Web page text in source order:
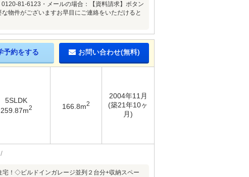
81-6123・メールの場合：【資料請求】ボタン
物件がございますお早目にご連絡をいただけると
予約をする お問い合わせ(無料)
5SLDK
259.87m2 166.8m2
2004年11月
(築21年10ヶ
月)
！◇ビルドインガレージ並列２台分+収納スペー